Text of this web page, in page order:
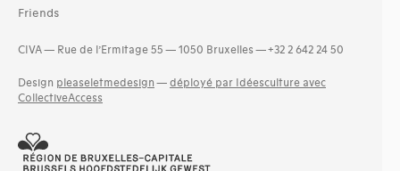
Friends
CIVA — Rue de l’Ermitage 55 — 1050 Bruxelles — +32 2 642 24 50
Design pleaseletmedesign — déployé par Idéesculture avec
CollectiveAccess